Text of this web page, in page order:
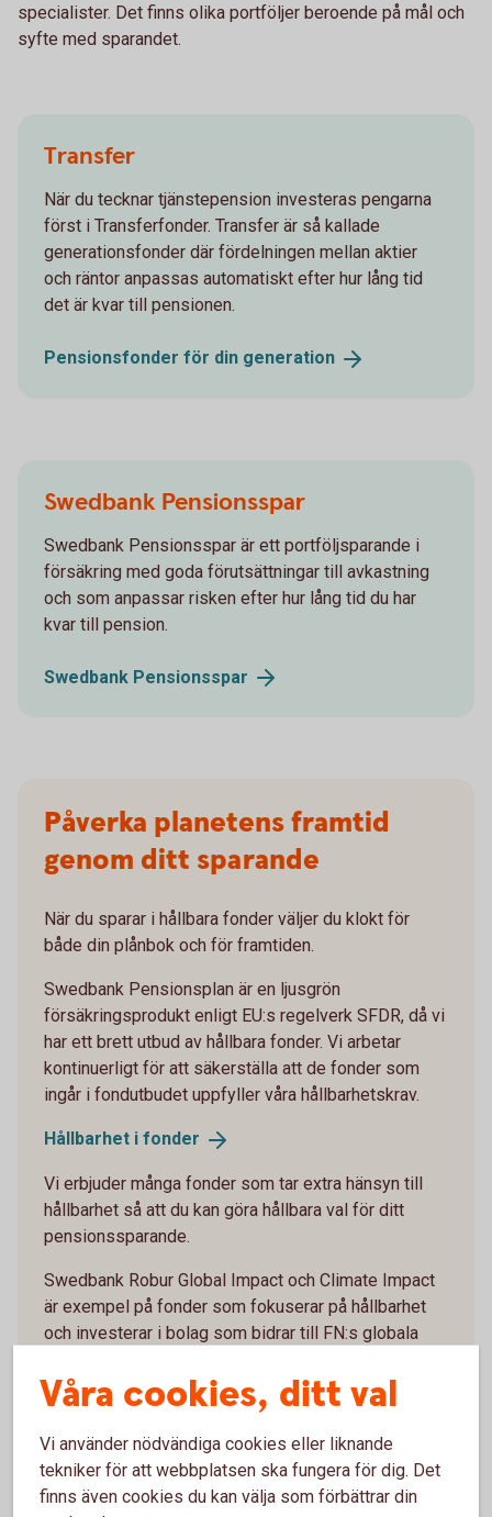
specialister. Det finns olika portföljer beroende på mål och
syfte med sparandet.
Transfer
När du tecknar tjänstepension investeras pengarna
först i Transferfonder. Transfer är så kallade
generationsfonder där fördelningen mellan aktier
och räntor anpassas automatiskt efter hur lång tid
det är kvar till pensionen.
Pensionsfonder för din generation
Swedbank Pensionsspar
Swedbank Pensionsspar är ett portföljsparande i
försäkring med goda förutsättningar till avkastning
och som anpassar risken efter hur lång tid du har
kvar till pension.
Swedbank Pensionsspar
Påverka planetens framtid
genom ditt sparande
När du sparar i hållbara fonder väljer du klokt för
både din plånbok och för framtiden.
Swedbank Pensionsplan är en ljusgrön
försäkringsprodukt enligt EU:s regelverk SFDR, då vi
har ett brett utbud av hållbara fonder. Vi arbetar
kontinuerligt för att säkerställa att de fonder som
ingår i fondutbudet uppfyller våra hållbarhetskrav.
Hållbarhet i fonder
Vi erbjuder många fonder som tar extra hänsyn till
hållbarhet så att du kan göra hållbara val för ditt
pensionssparande.
Swedbank Robur Global Impact och Climate Impact
är exempel på fonder som fokuserar på hållbarhet
och investerar i bolag som bidrar till FN:s globala
sparande inom din tjänstepension i dessa fonder
kan bidra till hållbarhetsaktiviteter.
Global Impact - Placera din tjänstepension med
fokus på en hållbar
utveckling (swedbank-robur.se)
Våra cookies, ditt val
Vi använder nödvändiga cookies eller liknande
tekniker för att webbplatsen ska fungera för dig. Det
finns även cookies du kan välja som förbättrar din